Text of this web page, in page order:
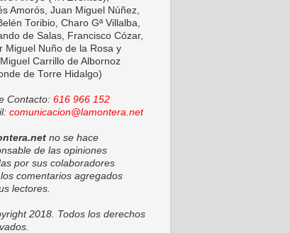
Amorós, Juan Miguel Núñez,
Toribio, Charo Gª Villalba,
de Salas, Francisco Cózar,
Miguel Nuño de la Rosa y
Carrillo de Albornoz
de Torre Hidalgo)
Contacto: 616 966 152
comunicacion@lamontera.net
no se hace
de las opiniones
por sus colaboradores
comentarios agregados
lectores.
2018. Todos los derechos